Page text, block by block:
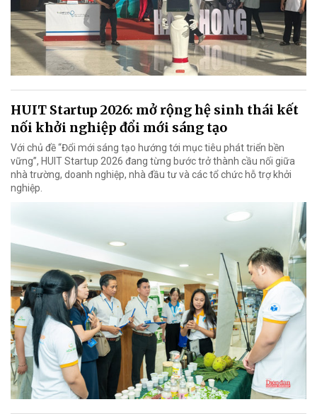
HUIT Startup 2026: mở rộng hệ sinh thái kết
nối khởi nghiệp đổi mới sáng tạo
Với chủ đề “Đổi mới sáng tạo hướng tới mục tiêu phát triển bền
vững”, HUIT Startup 2026 đang từng bước trở thành cầu nối giữa
nhà trường, doanh nghiệp, nhà đầu tư và các tổ chức hỗ trợ khởi
nghiệp.